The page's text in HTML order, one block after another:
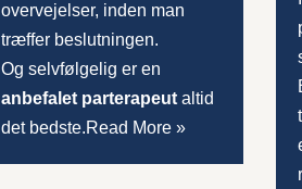
overvejelser, inden man
træffer beslutningen.
Og selvfølgelig er en
anbefalet parterapeut altid
det bedste.Read More »